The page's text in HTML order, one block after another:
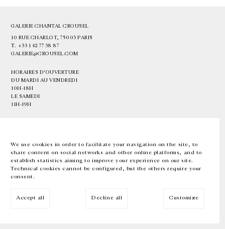
We use cookies in order to facilitate your navigation on the site, to
share content on social networks and other online platforms, and to
establish statistics aiming to improve your experience on our site.
Technical cookies cannot be configured, but the others require your
consent.
Accept all Decline all Customize
GALERIE CHANTAL CROUSEL
10 RUE CHARLOT, 75003 PARIS
T. +33 1 42 77 38 87
GALERIE@CROUSEL.COM
HORAIRES D'OUVERTURE
DU MARDI AU VENDREDI
10H-18H
LE SAMEDI
11H-19H
EN FR 中文 Facebook Instagram
Inscrivez-vous à notre newsletter